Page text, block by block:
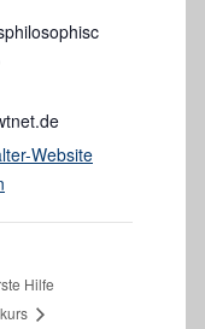
Website
Hilfe